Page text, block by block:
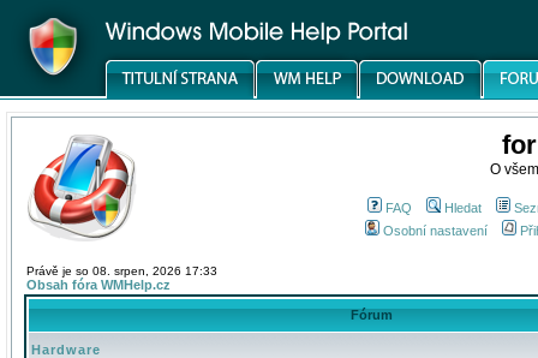
O
FAQ Hledat
Osobní nastavení
Právě je so 08. srpen, 2026 17:33
Obsah fóra WMHelp.cz
Fórum
Hardware